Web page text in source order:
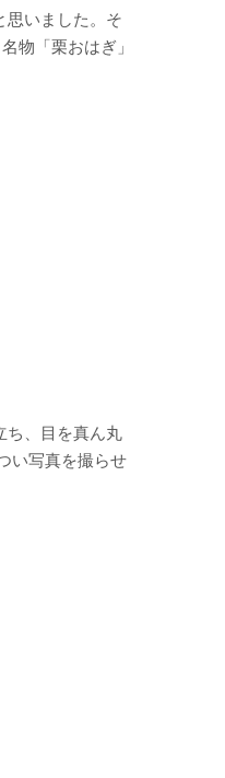
思いました。そ
物「栗おはぎ」
ち、目を真ん丸
い写真を撮らせ